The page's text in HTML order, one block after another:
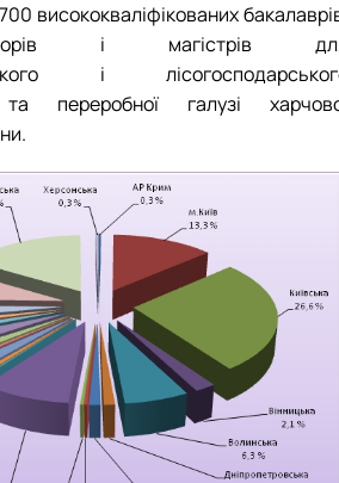
висококваліфікованих
і магістрів
і
переробної галузі